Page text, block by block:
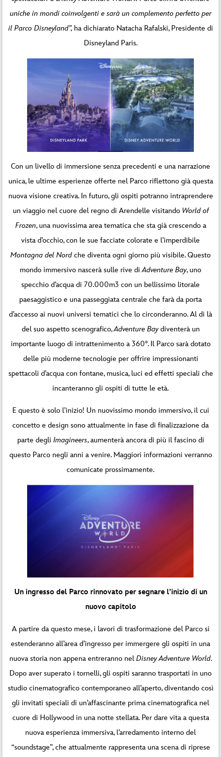
uniche in mondi coinvolgenti e sarà un complemento perfetto per
il Parco Disneyland”, ha dichiarato Natacha Rafalski, Presidente di
Disneyland Paris.
Con un livello di immersione senza precedenti e una narrazione
unica, le ultime esperienze offerte nel Parco riflettono già questa
nuova visione creativa. In futuro, gli ospiti potranno intraprendere
un viaggio nel cuore del regno di Arendelle visitando World of
Frozen, una nuovissima area tematica che sta già crescendo a
vista d’occhio, con le sue facciate colorate e l’imperdibile
Montagna del Nord che diventa ogni giorno più visibile. Questo
mondo immersivo nascerà sulle rive diAdventure Bay, uno
specchio d’acqua di 70.000m3 con un bellissimo litorale
paesaggistico e una passeggiata centrale che farà da porta
d’accesso ai nuovi universi tematici che lo circonderanno. Al di là
del suo aspetto scenografico,Adventure Baydiventerà un
importante luogo di intrattenimento a 360°. Il Parco sarà dotato
delle più moderne tecnologie per offrire impressionanti
spettacoli d’acqua con fontane, musica, luci ed effetti speciali che
incanteranno gli ospiti di tutte le età.
E questo è solo l’inizio! Un nuovissimo mondo immersivo, il cui
concetto e design sono attualmente in fase di finalizzazione da
parte degli Imagineers, aumenterà ancora di più il fascino di
questo Parco negli anni a venire. Maggiori informazioni verranno
comunicate prossimamente.
Un ingresso del Parco rinnovato per segnare l’inizio di un
nuovo capitolo
A partire da questo mese, i lavori di trasformazione del Parco si
estenderanno all’area d’ingresso per immergere gli ospiti in una
nuova storia non appena entreranno nelDisney Adventure World.
Dopo aver superato i tornelli, gli ospiti saranno trasportati in uno
studio cinematografico contemporaneo all’aperto, diventando così
gli invitati speciali di un’affascinante prima cinematografica nel
cuore di Hollywood in una notte stellata. Per dare vita a questa
nuova esperienza immersiva, l’arredamento interno del
“soundstage”, che attualmente rappresenta una scena di riprese